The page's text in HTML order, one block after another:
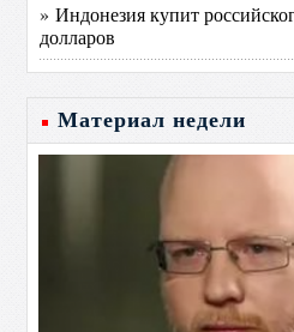
» Индонезия купит
долларов
Материал недели